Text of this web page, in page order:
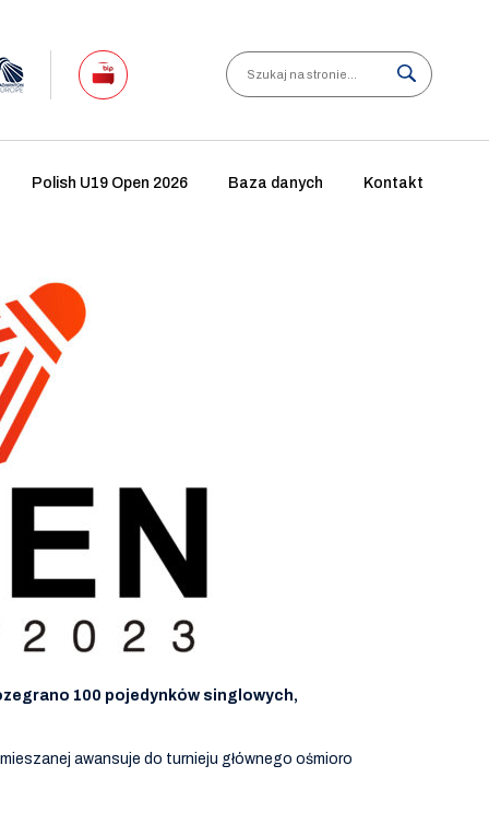
Search
Polish U19 Open 2026 Baza danych Kontakt
100 pojedynków singlowych,
awansuje do turnieju głównego ośmioro